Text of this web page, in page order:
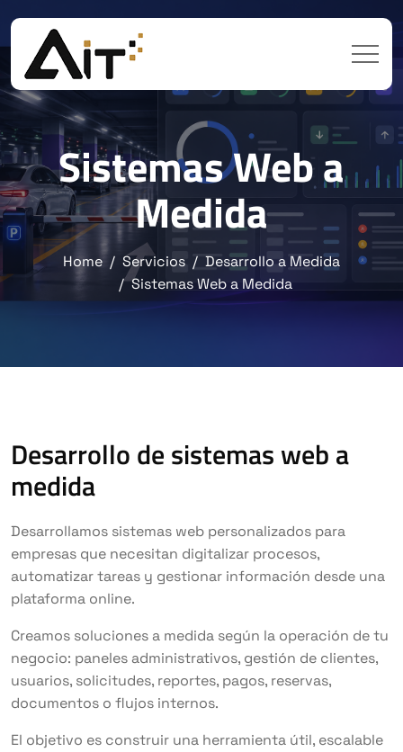
Sistemas Web a
Medida
Home Servicios
Desarrollo a Medida
Sistemas Web a Medida
Desarrollo de sistemas web a
medida
Desarrollamos sistemas web personalizados para
empresas que necesitan digitalizar procesos,
automatizar tareas y gestionar información desde una
plataforma online.
Creamos soluciones a medida según la operación de tu
negocio: paneles administrativos, gestión de clientes,
usuarios, solicitudes, reportes, pagos, reservas,
documentos o flujos internos.
El objetivo es construir una herramienta útil, escalable